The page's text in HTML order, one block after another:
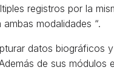
registros por la
modalidades “.
datos biográficos
de sus